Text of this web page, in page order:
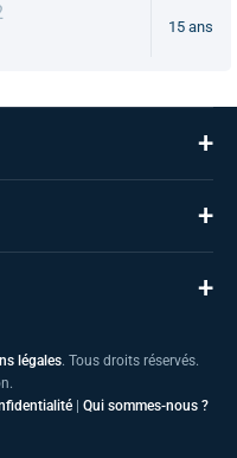
15 ans
+
+
+
légales. Tous droits réservés.
Qui sommes-nous ?